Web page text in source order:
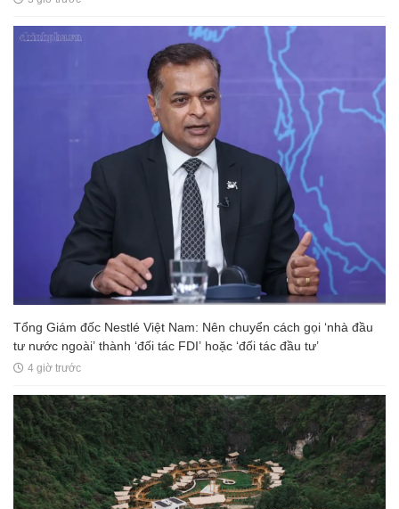
Tổng Giám đốc Nestlé Việt Nam: Nên chuyển cách gọi ‘nhà đầu
tư nước ngoài’ thành ‘đối tác FDI’ hoặc ‘đối tác đầu tư’
4 giờ trước